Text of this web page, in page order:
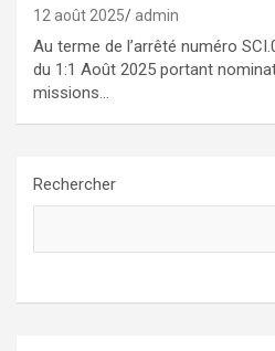
12 août 2025 admin
Au terme de l’arrêté numéro
du 1:1 Août 2025 portant
missions…
Rechercher